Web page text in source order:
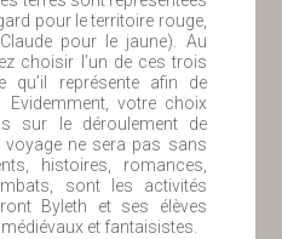
pour le territoire rouge,
pour le jaune). Au
choisir l’un de ces trois
qu’il représente afin de
Evidemment, votre choix
sur le déroulement de
voyage ne sera pas sans
histoires, romances,
sont les activités
Byleth et ses élèves
et fantaisistes.